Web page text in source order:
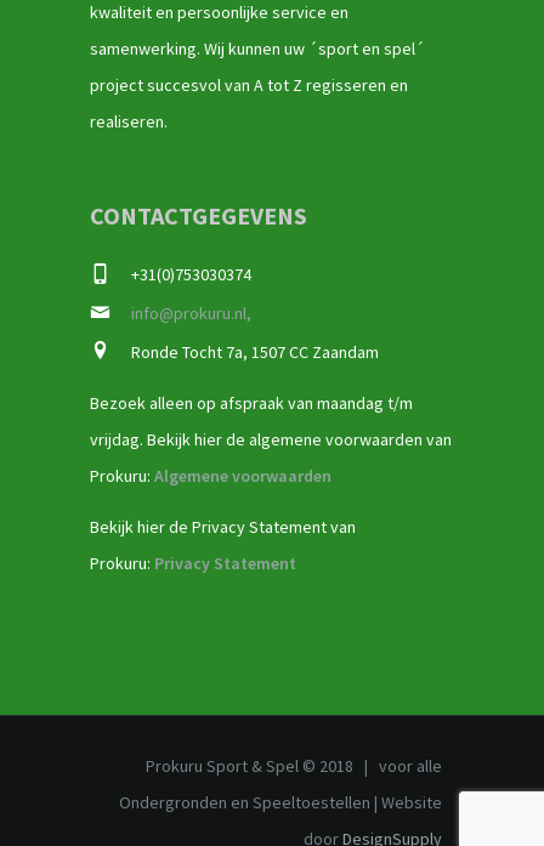
kwaliteit en persoonlijke service en
samenwerking. Wij kunnen uw ´sport en spel´
project succesvol van A tot Z regisseren en
realiseren.
CONTACTGEGEVENS
+31(0)753030374
info@prokuru.nl,
Ronde Tocht 7a, 1507 CC Zaandam
Bezoek alleen op afspraak van maandag t/m
vrijdag. Bekijk hier de algemene voorwaarden van
Prokuru: Algemene voorwaarden
Bekijk hier de Privacy Statement van
Prokuru: Privacy Statement
Prokuru Sport & Spel © 2018 | voor alle
Ondergronden en Speeltoestellen | Website
doorDesignSupply